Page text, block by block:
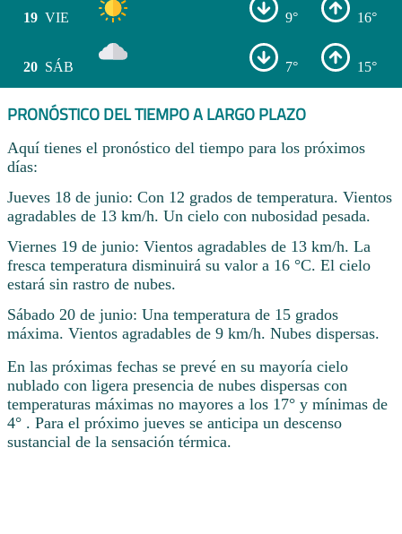
19 VIE 9° 16°
20 SÁB 7° 15°
PRONÓSTICO DEL TIEMPO A LARGO PLAZO
Aquí tienes el pronóstico del tiempo para los próximos
días:
Jueves 18 de junio: Con 12 grados de temperatura. Vientos
agradables de 13 km/h. Un cielo con nubosidad pesada.
Viernes 19 de junio: Vientos agradables de 13 km/h. La
fresca temperatura disminuirá su valor a 16 °C. El cielo
estará sin rastro de nubes.
Sábado 20 de junio: Una temperatura de 15 grados
máxima. Vientos agradables de 9 km/h. Nubes dispersas.
En las próximas fechas se prevé en su mayoría cielo
nublado con ligera presencia de nubes dispersas con
temperaturas máximas no mayores a los 17° y mínimas de
4° . Para el próximo jueves se anticipa un descenso
sustancial de la sensación térmica.